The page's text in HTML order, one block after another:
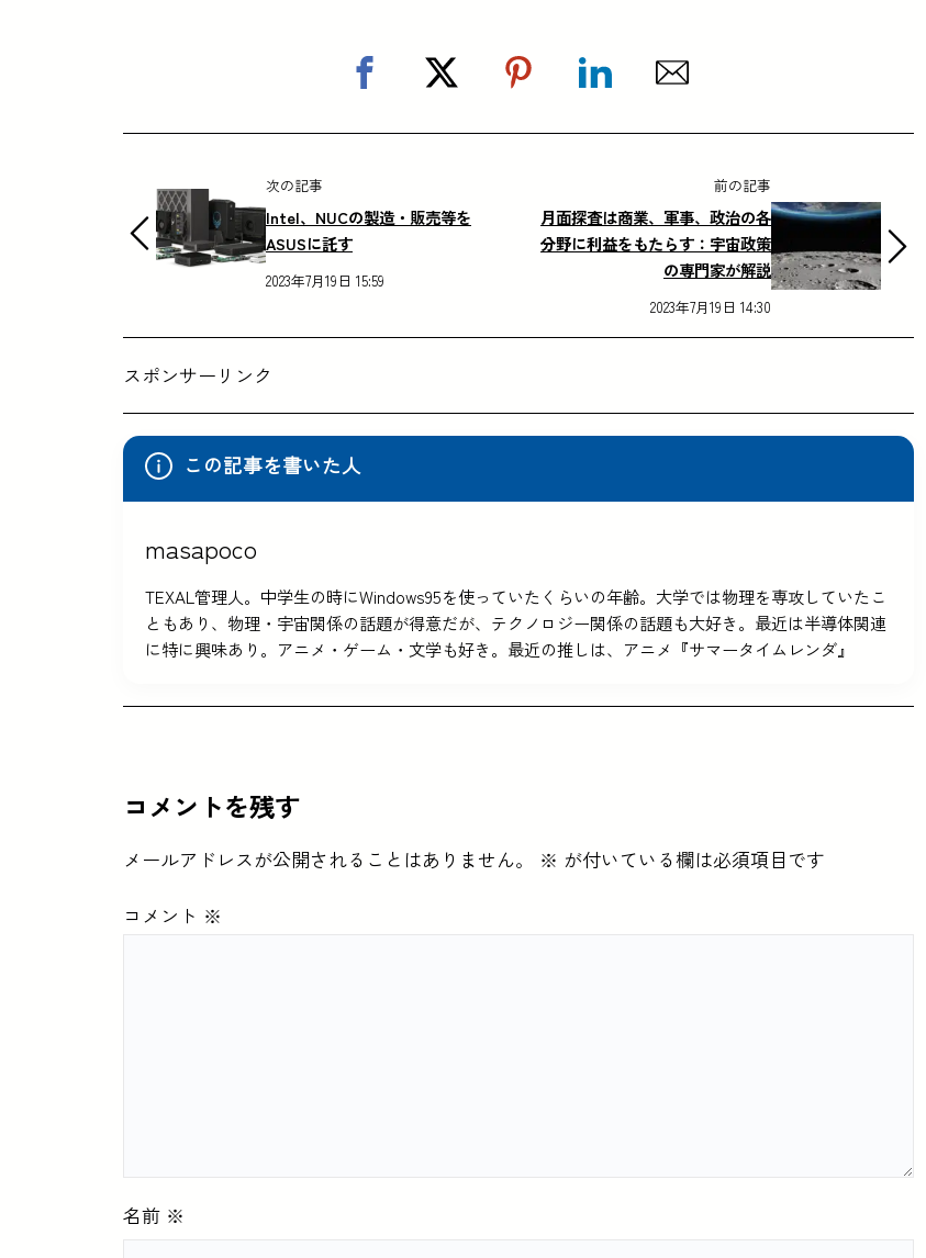
次の記事
Intel、NUCの製造・販売等を
ASUSに託す
2023年7月19日 15:59
前の記事
月面探査は商業、軍事、政治の各
分野に利益をもたらす：宇宙政策
の専門家が解説
2023年7月19日 14:30
スポンサーリンク
この記事を書いた人
masapoco
TEXAL管理人。中学生の時にWindows95を使っていたくらいの年齢。大学では物理を専攻していたこ
ともあり、物理・宇宙関係の話題が得意だが、テクノロジー関係の話題も大好き。最近は半導体関連
に特に興味あり。アニメ・ゲーム・文学も好き。最近の推しは、アニメ『サマータイムレンダ』
コメントを残す
メールアドレスが公開されることはありません。 ※ が付いている欄は必須項目です
コメント ※
名前 ※